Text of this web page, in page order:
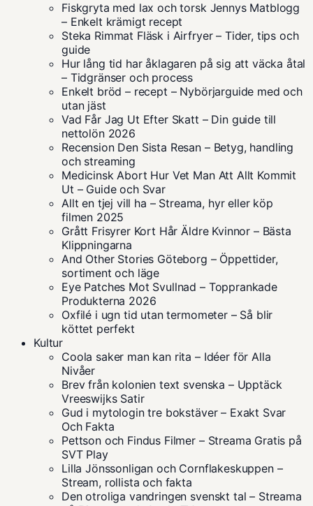
Fiskgryta med lax och torsk Jennys Matblogg
– Enkelt krämigt recept
Steka Rimmat Fläsk i Airfryer – Tider, tips och
guide
Hur lång tid har åklagaren på sig att väcka åtal
– Tidgränser och process
Enkelt bröd – recept – Nybörjarguide med och
utan jäst
Vad Får Jag Ut Efter Skatt – Din guide till
nettolön 2026
Recension Den Sista Resan – Betyg, handling
och streaming
Medicinsk Abort Hur Vet Man Att Allt Kommit
Ut – Guide och Svar
Allt en tjej vill ha – Streama, hyr eller köp
filmen 2025
Grått Frisyrer Kort Hår Äldre Kvinnor – Bästa
Klippningarna
And Other Stories Göteborg – Öppettider,
sortiment och läge
Eye Patches Mot Svullnad – Topprankade
Produkterna 2026
Oxfilé i ugn tid utan termometer – Så blir
köttet perfekt
Kultur
Coola saker man kan rita – Idéer för Alla
Nivåer
Brev från kolonien text svenska – Upptäck
Vreeswijks Satir
Gud i mytologin tre bokstäver – Exakt Svar
Och Fakta
Pettson och Findus Filmer – Streama Gratis på
SVT Play
Lilla Jönssonligan och Cornflakeskuppen –
Stream, rollista och fakta
Den otroliga vandringen svenskt tal – Streama